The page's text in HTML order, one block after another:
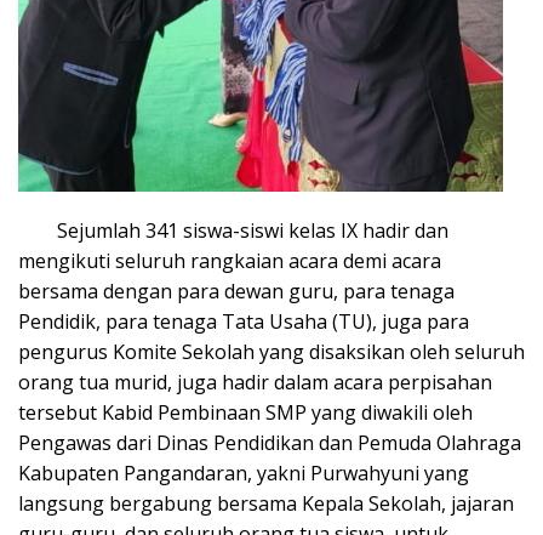
Sejumlah 341 siswa-siswi kelas IX hadir dan
mengikuti seluruh rangkaian acara demi acara
bersama dengan para dewan guru, para tenaga
Pendidik, para tenaga Tata Usaha (TU), juga para
pengurus Komite Sekolah yang disaksikan oleh seluruh
orang tua murid, juga hadir dalam acara perpisahan
tersebut Kabid Pembinaan SMP yang diwakili oleh
Pengawas dari Dinas Pendidikan dan Pemuda Olahraga
Kabupaten Pangandaran, yakni Purwahyuni yang
langsung bergabung bersama Kepala Sekolah, jajaran